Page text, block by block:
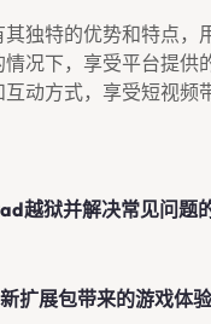
独特的优势和特点
况下，享受平台提供
动方式，享受短视频
越狱并解决常见问题
扩展包带来的游戏体